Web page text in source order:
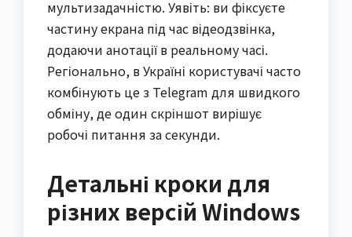
мультизадачністю. Уявіть: ви фіксуєте
частину екрана під час відеодзвінка,
додаючи анотації в реальному часі.
Регіонально, в Україні користувачі часто
комбінують це з Telegram для швидкого
обміну, де один скріншот вирішує
робочі питання за секунди.
Детальні кроки для
різних версій Windows